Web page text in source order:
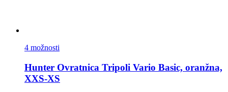
4 možnosti
Hunter Ovratnica Tripoli Vario Basic, oranžna,
XXS-​XS